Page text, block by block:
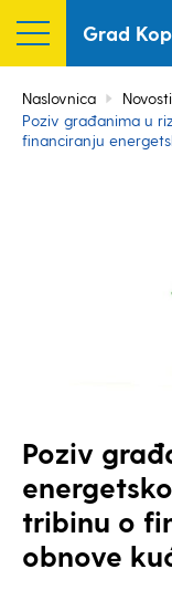
Grad
Naslovnica
Novosti
Poziv građanima u
financiranju
Poziv
tribinu o
obnove